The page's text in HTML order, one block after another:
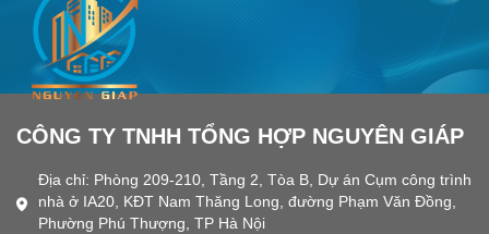
CÔNG TY TNHH TỔNG HỢP NGUYÊN GIÁP
Địa chỉ: Phòng 209-210, Tầng 2, Tòa B, Dự án Cụm công trình
nhà ở IA20, KĐT Nam Thăng Long, đường Phạm Văn Đồng,
Phường Phú Thượng, TP Hà Nội